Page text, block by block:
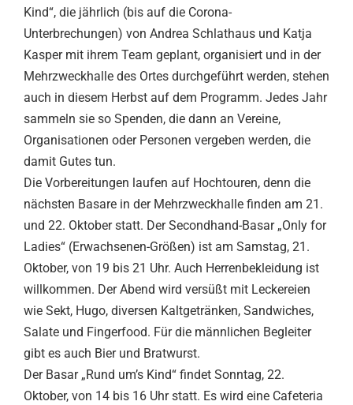
Kind“, die jährlich (bis auf die Corona-
Unterbrechungen) von Andrea Schlathaus und Katja
Kasper mit ihrem Team geplant, organisiert und in der
Mehrzweckhalle des Ortes durchgeführt werden, stehen
auch in diesem Herbst auf dem Programm. Jedes Jahr
sammeln sie so Spenden, die dann an Vereine,
Organisationen oder Personen vergeben werden, die
damit Gutes tun.
Die Vorbereitungen laufen auf Hochtouren, denn die
nächsten Basare in der Mehrzweckhalle finden am 21.
und 22. Oktober statt. Der Secondhand-Basar „Only for
Ladies“ (Erwachsenen-Größen) ist am Samstag, 21.
Oktober, von 19 bis 21 Uhr. Auch Herrenbekleidung ist
willkommen. Der Abend wird versüßt mit Leckereien
wie Sekt, Hugo, diversen Kaltgetränken, Sandwiches,
Salate und Fingerfood. Für die männlichen Begleiter
gibt es auch Bier und Bratwurst.
Der Basar „Rund um’s Kind“ findet Sonntag, 22.
Oktober, von 14 bis 16 Uhr statt. Es wird eine Cafeteria